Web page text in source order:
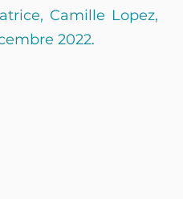
Camille Lopez,
2022.